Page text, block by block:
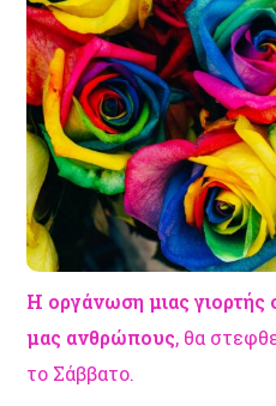
Η οργάνωση μιας γιορτής
μας ανθρώπους, θα
το Σάββατο.